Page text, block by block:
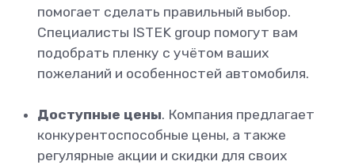
помогает сделать правильный выбор.
Специалисты ISTEK group помогут вам
подобрать пленку с учётом ваших
пожеланий и особенностей автомобиля.
Доступные цены. Компания предлагает
конкурентоспособные цены, а также
регулярные акции и скидки для своих